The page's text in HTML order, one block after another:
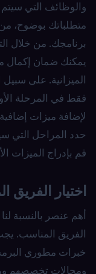
والوظائف التي سيتم
متطلباتك بوضوح،
برنامجك. من خلال
يمكنك ضمان
الميزانية. على
فقط في المرحلة
لإضافة ميزات
حدد المراحل التي
قم بإدراج الميزات
اختيار الفريق
أهم عنصر بالنسبة
الفريق المناسب.
خبرات مطوري
ومجالات تخصصهم